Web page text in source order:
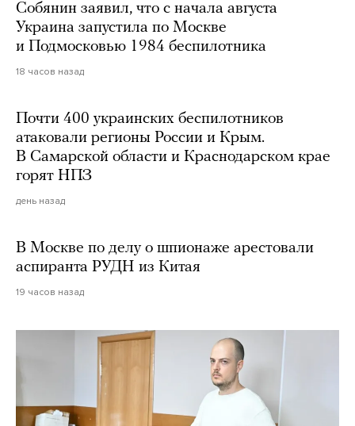
Собянин заявил, что с начала августа
Украина запустила по Москве
и Подмосковью 1984 беспилотника
18 часов назад
Почти 400 украинских беспилотников
атаковали регионы России и Крым.
В Самарской области и Краснодарском крае
горят НПЗ
день назад
В Москве по делу о шпионаже арестовали
аспиранта РУДН из Китая
19 часов назад